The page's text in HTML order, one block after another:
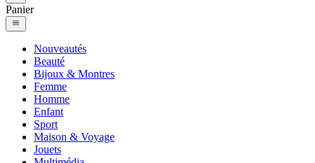
Panier
Nouveautés
Beauté
Bijoux & Montres
Femme
Homme
Enfant
Sport
Maison & Voyage
Jouets